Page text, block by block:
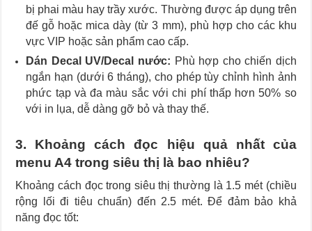
bị phai màu hay trầy xước. Thường được áp dụng trên
đế gỗ hoặc mica dày (từ 3 mm), phù hợp cho các khu
vực VIP hoặc sản phẩm cao cấp.
Dán Decal UV/Decal nước: Phù hợp cho chiến dịch
ngắn hạn (dưới 6 tháng), cho phép tùy chỉnh hình ảnh
phức tạp và đa màu sắc với chi phí thấp hơn 50% so
với in lụa, dễ dàng gỡ bỏ và thay thế.
3. Khoảng cách đọc hiệu quả nhất của
menu A4 trong siêu thị là bao nhiêu?
Khoảng cách đọc trong siêu thị thường là 1.5 mét (chiều
rộng lối đi tiêu chuẩn) đến 2.5 mét. Để đảm bảo khả
năng đọc tốt: